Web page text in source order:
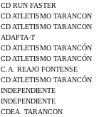
CD RUN FASTER
CD ATLETISMO TARANCON
CD ATLETISMO TARANCON
ADAPTA-T
CD ATLETISMO TARANCÓN
CD ATLETISMO TARANCÓN
C.A. REAJO FONTENSE
CD ATLETISMO TARANCÓN
INDEPENDIENTE
INDEPENDIENTE
CDEA. TARANCON